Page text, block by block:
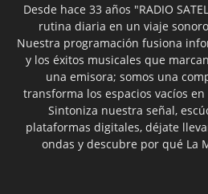
Desde hace 33 años "RADIO
rutina diaria en un viaje
Nuestra programación fusiona
y los éxitos musicales que
una emisora; somos una
transforma los espacios vacíos
Sintoniza nuestra señal,
plataformas digitales, déjate
ondas y descubre por qué La